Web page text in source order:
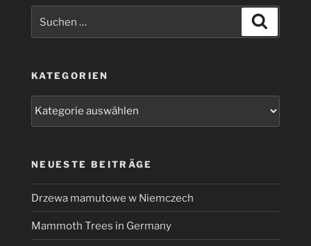
nach:
KATEGORIEN
NEUESTE BEITRÄGE
Drzewa mamutowe w Niemczech
Mammoth Trees in Germany